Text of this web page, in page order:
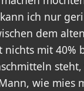
ich nur
dem
mit 40%
wie mies